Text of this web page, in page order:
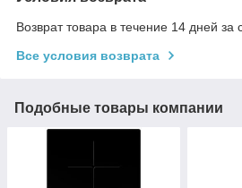
Возврат товара в течение 14 дней за
Все условия возврата
Подобные товары компании